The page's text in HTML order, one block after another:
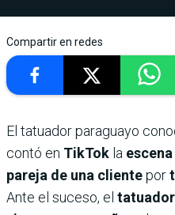
Compartir en redes
El tatuador paraguayo
contó en TikTok la
pareja de una clientepor
Ante el suceso, el